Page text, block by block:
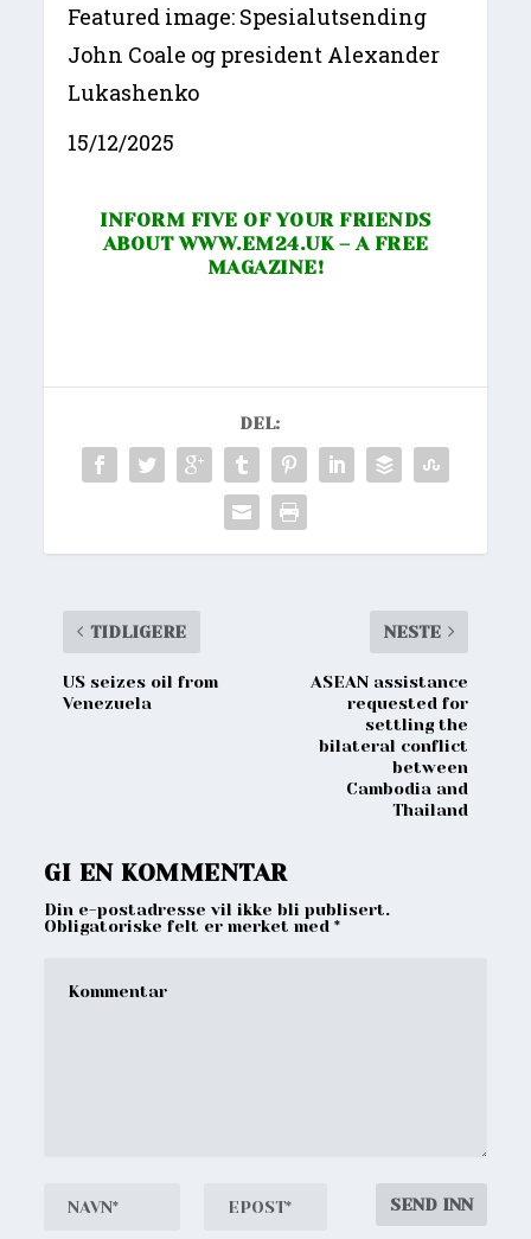
Featured image: Spesialutsending
John Coale og president Alexander
Lukashenko
15/12/2025
INFORM FIVE OF YOUR FRIENDS
ABOUTWWW.EM24.UK – A FREE
MAGAZINE!
DEL:
TIDLIGERE
US seizes oil from
Venezuela
NESTE
ASEAN assistance
requested for
settling the
bilateral conflict
between
Cambodia and
Thailand
GI EN KOMMENTAR
Din e-postadresse vil ikke bli publisert.
Obligatoriske felt er merket med*